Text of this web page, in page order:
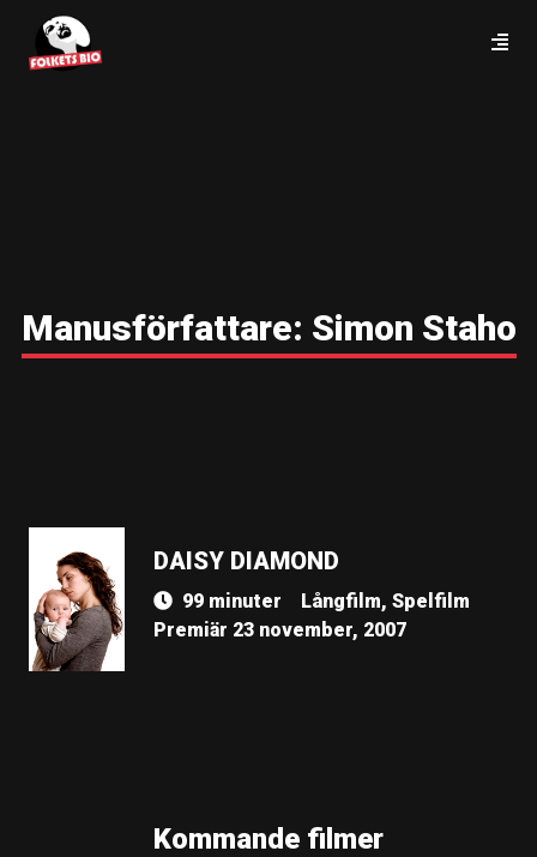
Manusförfattare: Simon Staho
DAISY DIAMOND
99 minuter
Långfilm, Spelfilm
Premiär 23 november, 2007
Kommande filmer